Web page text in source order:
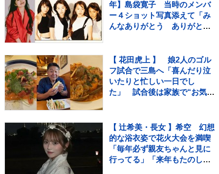
年】島袋寛子 当時のメンバ
ー４ショット写真添えて「み
んなありがとう ありがとう
【 花田虎上 】 娘2人のゴル
フ試合で三島へ「喜んだり泣
いたりと忙しい一日でし
た」 試合後は家族で“お気に
【 辻希美・長女 】希空 幻想
的な浴衣姿で花火大会を満喫
「毎年必ず親友ちゃんと見に
行ってる」「来年もたのしみ